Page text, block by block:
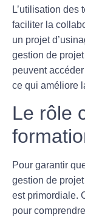
L’utilisation des
faciliter la
un projet
gestion de
peuvent
ce qui améliore
Le rôle
Pour garantir
gestion de
est primordiale.
pour